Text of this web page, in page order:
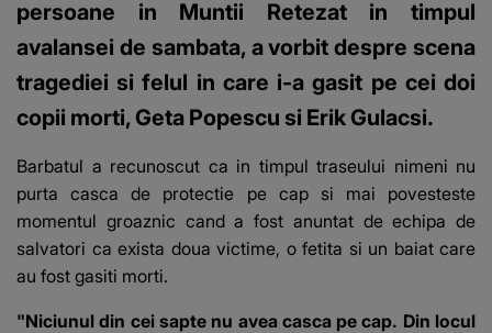
persoane in Muntii Retezat in timpul
avalansei de sambata, a vorbit despre scena
tragediei si felul in care i-a gasit pe cei doi
copii morti, Geta Popescu si Erik Gulacsi.
Barbatul a recunoscut ca in timpul traseului nimeni nu
purta casca de protectie pe cap si mai povesteste
momentul groaznic cand a fost anuntat de echipa de
salvatori ca exista doua victime, o fetita si un baiat care
au fost gasiti morti.
"Niciunul din cei sapte nu avea casca pe cap. Din locul